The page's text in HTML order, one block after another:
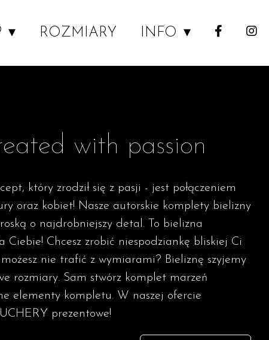
ROZMIARY INFO
with passion
który zrodził się z pasji - jest połączeniem
oraz kobiet! Nasze autorskie komplety bielizny
o najdrobniejszy detal. To bielizna
Ciebie! Chcesz zrobić niespodziankę bliskiej Ci
nie trafić z wymiarami? Bieliznę szyjemy
rozmiary. Sam stwórz komplet marzeń
elementy kompletu. W naszej ofercie
prezentowe!